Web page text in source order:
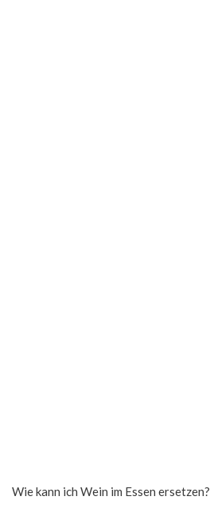
Wie kann ich Wein im Essen ersetzen?